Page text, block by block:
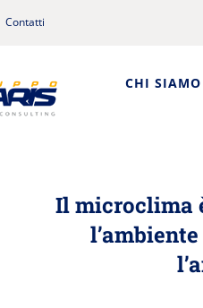
Contatti
CHI SIAMO
Il microclima